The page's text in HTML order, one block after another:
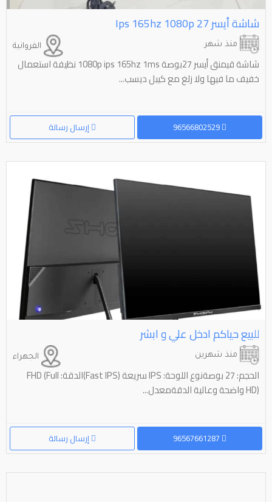
شاشة أيسر ⁦⁦27⁩⁩ ⁦⁦1080p⁩⁩ ⁦⁦165hz⁩⁩ ⁦⁦ips⁩⁩
الفروانية منذ شهر
شاشة قيمنق أيسر 27بوصة 1080p ips 165hz 1ms نظيفة استعمال
خفيف ما فيها ولا زلغ مع كيبل ديسب...
إرسال رسالة
للبيع حياكم ادخل علي و ابشر
الجهراء منذ شهرين
الحجم: 27 بوصةنوع اللوحة: IPS سريعة (Fast IPS)الدقة: FHD (Full
HD) واضحة وعالية الدقةمعدل...
إرسال رسالة